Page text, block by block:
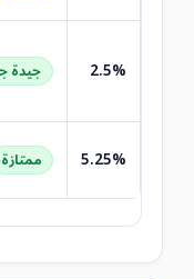
2.5% جيدة
5.25% ممتازة